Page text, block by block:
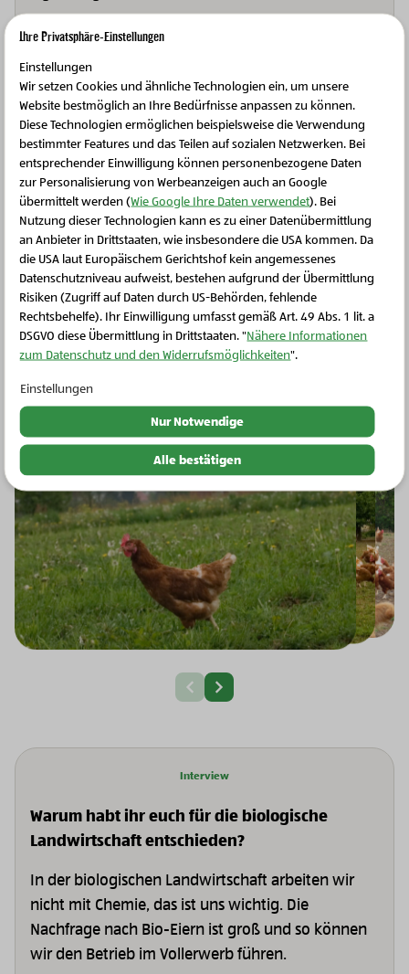
Aus der Region Oststeirisches
Hügelland
Landschaftliche und kulturelle Vielfalt machen das
Oststeirische Hügelland zu einer besonders
reizvollen Region. Der BIO-Obstbau hat hier eine
lange Tradition, aber auch BIO-Hühner und andere
Tiere fühlen sich in dieser Region wohl.
Zur Region
Vorherige Slide
Nächste Slide
Interview
Warum habt ihr euch für die biologische
Landwirtschaft entschieden?
In der biologischen Landwirtschaft arbeiten wir
nicht mit Chemie, das ist uns wichtig. Die
Nachfrage nach Bio-Eiern ist groß und so können
wir den Betrieb im Vollerwerb führen.
Schließen Sie dieses Feld
Ihre Privatsphäre-Einstellungen
Einstellungen
Wir setzen Cookies und ähnliche Technologien ein, um unsere
Website bestmöglich an Ihre Bedürfnisse anpassen zu können.
Diese Technologien ermöglichen beispielsweise die Verwendung
bestimmter Features und das Teilen auf sozialen Netzwerken. Bei
entsprechender Einwilligung können personenbezogene Daten
zur Personalisierung von Werbeanzeigen auch an Google
übermittelt werden (Wie Google Ihre Daten verwendet). Bei
Nutzung dieser Technologien kann es zu einer Datenübermittlung
an Anbieter in Drittstaaten, wie insbesondere die USA kommen. Da
die USA laut Europäischem Gerichtshof kein angemessenes
Datenschutzniveau aufweist, bestehen aufgrund der Übermittlung
Risiken (Zugriff auf Daten durch US-Behörden, fehlende
Rechtsbehelfe). Ihr Einwilligung umfasst gemäß Art. 49 Abs. 1 lit. a
DSGVO diese Übermittlung in Drittstaaten. "Nähere Informationen
zum Datenschutz und den Widerrufsmöglichkeiten".
Einstellungen
Nur Notwendige
Alle bestätigen